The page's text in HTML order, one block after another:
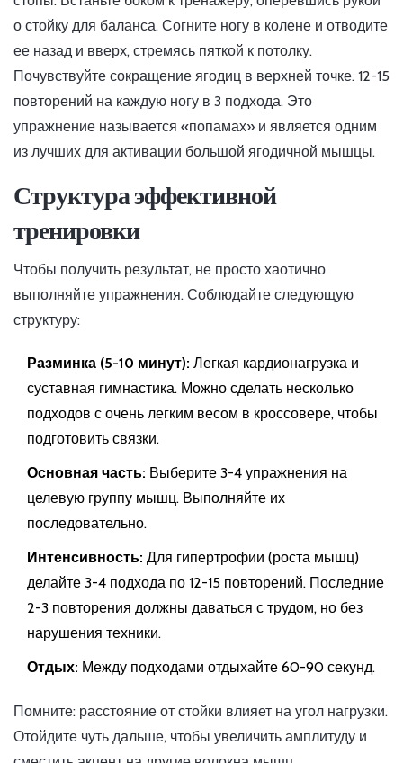
о стойку для баланса. Согните ногу в колене и отводите
ее назад и вверх, стремясь пяткой к потолку.
Почувствуйте сокращение ягодиц в верхней точке. 12-15
повторений на каждую ногу в 3 подхода. Это
упражнение называется «попамах» и является одним
из лучших для активации большой ягодичной мышцы.
Структура эффективной
тренировки
Чтобы получить результат, не просто хаотично
выполняйте упражнения. Соблюдайте следующую
структуру:
Разминка (5-10 минут): Легкая кардионагрузка и
суставная гимнастика. Можно сделать несколько
подходов с очень легким весом в кроссовере, чтобы
подготовить связки.
Основная часть: Выберите 3-4 упражнения на
целевую группу мышц. Выполняйте их
последовательно.
Интенсивность: Для гипертрофии (роста мышц)
делайте 3-4 подхода по 12-15 повторений. Последние
2-3 повторения должны даваться с трудом, но без
нарушения техники.
Отдых: Между подходами отдыхайте 60-90 секунд.
Помните: расстояние от стойки влияет на угол нагрузки.
Отойдите чуть дальше, чтобы увеличить амплитуду и